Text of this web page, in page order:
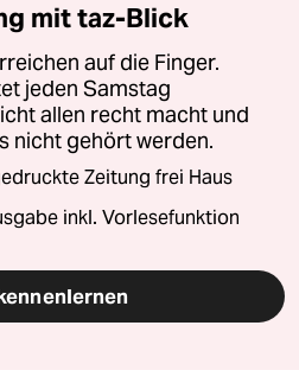
mit taz-Blick
auf die Finger.
jeden Samstag
allen recht macht und
nicht gehört werden.
Zeitung frei Haus
inkl. Vorlesefunktion